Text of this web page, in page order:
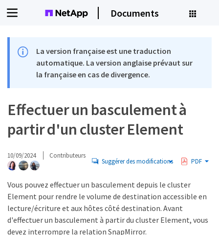
Documents
La version française est une traduction
automatique. La version anglaise prévaut sur
la française en cas de divergence.
Effectuer un basculement à
partir d'un cluster Element
10/09/2024 Contributeurs
Suggérer des modifications PDF
Vous pouvez effectuer un basculement depuis le cluster
Element pour rendre le volume de destination accessible en
lecture/écriture et aux hôtes côté destination. Avant
d'effectuer un basculement à partir du cluster Element, vous
devez interrompre la relation SnapMirror.